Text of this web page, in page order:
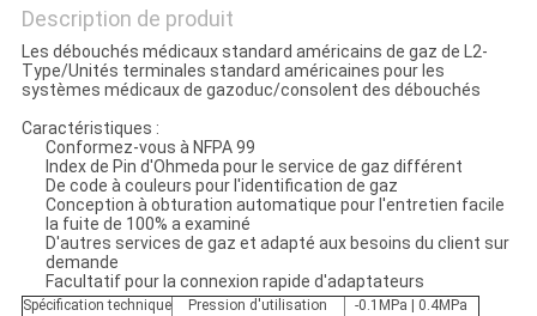
Description de produit
Les débouchés médicaux standard américains de gaz de L2-
Type/Unités terminales standard américaines pour les
systèmes médicaux de gazoduc/consolent des débouchés
Caractéristiques :
Conformez-vous à NFPA 99
Index de Pin d'Ohmeda pour le service de gaz différent
De code à couleurs pour l'identification de gaz
Conception à obturation automatique pour l'entretien facile
la fuite de 100% a examiné
D'autres services de gaz et adapté aux besoins du client sur
demande
Facultatif pour la connexion rapide d'adaptateurs
Spécification technique Pression d'utilisation
-0.1MPa | 0.4MPa